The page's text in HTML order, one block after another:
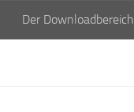
Der Downloadbereich